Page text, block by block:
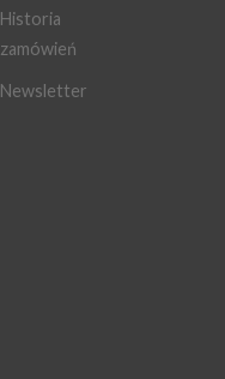
Historia
zamówień
Newsletter